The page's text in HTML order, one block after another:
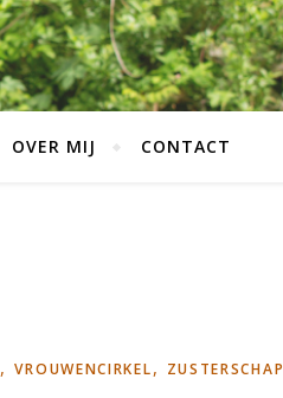
OVER MIJ CONTACT
,VROUWENCIRKEL, ZUSTERSCHAP